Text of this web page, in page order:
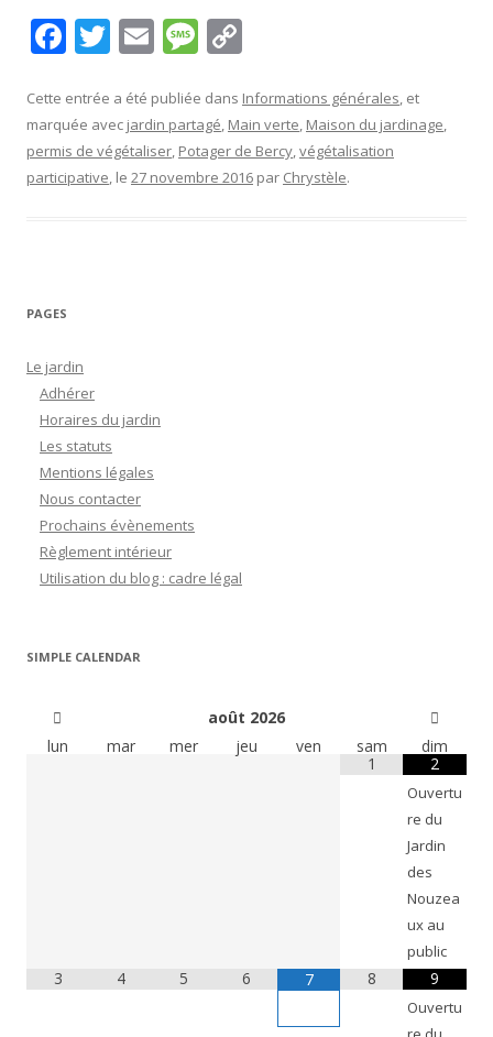
F
e
b
o
T
itt
er
E
ai
l
M
ss
a
g
p
y
Li
Cette entrée a été publiée dans Informations générales, et
marquée avec jardin partagé, Main verte, Maison du jardinage,
permis de végétaliser, Potager de Bercy,végétalisation
participative, le 27 novembre 2016 par Chrystèle.
PAGES
Le jardin
Adhérer
Horaires du jardin
Les statuts
Mentions légales
Nous contacter
Prochains évènements
Règlement intérieur
Utilisation du blog : cadre légal
SIMPLE CALENDAR
août 2026
lun
mar mer jeu ven sam
dim
1
2
Ouvertu
re du
Jardin
des
Nouzea
ux au
public
3 4 5 6 7 8 9
Ouvertu